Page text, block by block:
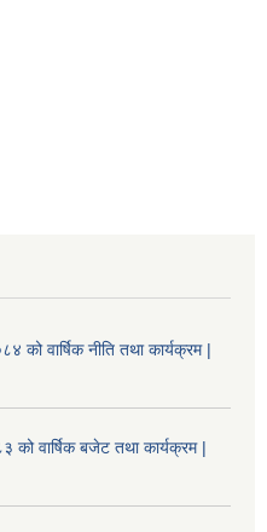
को वार्षिक नीति तथा कार्यक्रम |
को वार्षिक बजेट तथा कार्यक्रम |